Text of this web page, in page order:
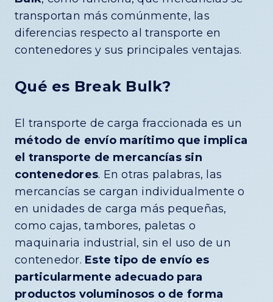
transportan más comúnmente, las
diferencias respecto al transporte en
contenedores y sus principales ventajas.
Qué es Break Bulk?
El transporte de carga fraccionada es un
método de envío marítimo que implica
el transporte de mercancías sin
contenedores. En otras palabras, las
mercancías se cargan individualmente o
en unidades de carga más pequeñas,
como cajas, tambores, paletas o
maquinaria industrial, sin el uso de un
contenedor. Este tipo de envío es
particularmente adecuado para
productos voluminosos o de forma